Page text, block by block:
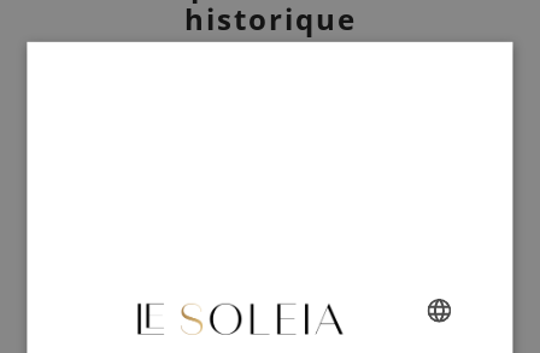
historique
C’est l’étape obligatoire de toute balade dans les ruelles colorées.